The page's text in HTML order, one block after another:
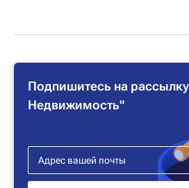
Подпишитесь на
Недвижимость"